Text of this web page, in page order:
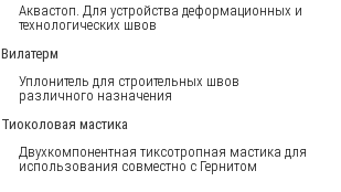
Аквастоп. Для устройства деформационных и
технологических швов
Вилатерм
Уплонитель для строительных швов
различного назначения
Тиоколовая мастика
Двухкомпонентная тиксотропная мастика для
использования совместно с Гернитом